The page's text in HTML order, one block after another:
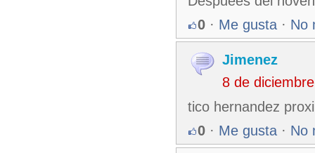
0 · Me gusta · No
Jimenez
8 de
tico hernandez
0 · Me gusta · No